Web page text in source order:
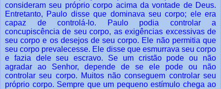
consideram seu próprio corpo acima da vontade de Deus.
Entretanto, Paulo disse que dominava seu corpo; ele era
capaz de controlá-lo. Paulo podia controlar a
concupiscência de seu corpo, as exigências excessivas de
seu corpo e os desejos de seu corpo. Ele não permitia que
seu corpo prevalecesse. Ele disse que esmurrava seu corpo
e fazia dele seu escravo. Se um cristão pode ou não
agradar ao Senhor, depende de se ele pode ou não
controlar seu corpo. Muitos não conseguem controlar seu
próprio corpo. Sempre que um pequeno estímulo chega ao